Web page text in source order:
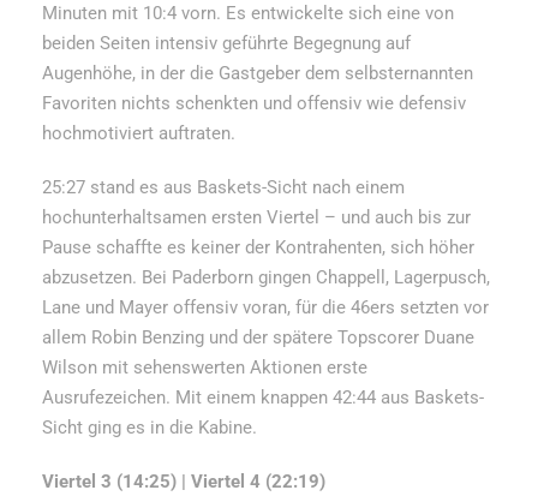
Minuten mit 10:4 vorn. Es entwickelte sich eine von
beiden Seiten intensiv geführte Begegnung auf
Augenhöhe, in der die Gastgeber dem selbsternannten
Favoriten nichts schenkten und offensiv wie defensiv
hochmotiviert auftraten.
25:27 stand es aus Baskets-Sicht nach einem
hochunterhaltsamen ersten Viertel – und auch bis zur
Pause schaffte es keiner der Kontrahenten, sich höher
abzusetzen. Bei Paderborn gingen Chappell, Lagerpusch,
Lane und Mayer offensiv voran, für die 46ers setzten vor
allem Robin Benzing und der spätere Topscorer Duane
Wilson mit sehenswerten Aktionen erste
Ausrufezeichen. Mit einem knappen 42:44 aus Baskets-
Sicht ging es in die Kabine.
Viertel 3 (14:25) | Viertel 4 (22:19)